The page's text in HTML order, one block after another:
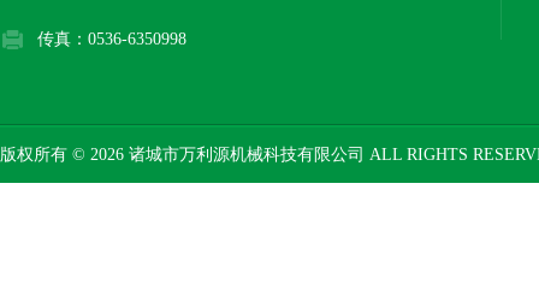
传真：0536-6350998
版权所有 © 2026 诸城市万利源机械科技有限公司 ALL RIGHTS